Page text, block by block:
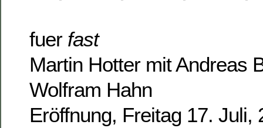
fuer fast
Martin Hotter mit Andreas
Wolfram Hahn
Eröffnung, Freitag 17. Juli,